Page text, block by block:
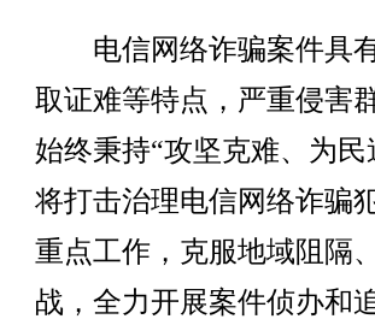
电信网络诈骗案件具有
取证难等特点，严重侵害
始终秉持“攻坚克难、为
将打击治理电信网络诈骗
重点工作，克服地域阻隔
战，全力开展案件侦办和